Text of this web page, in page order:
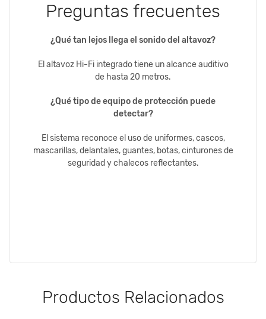
Preguntas frecuentes
¿Qué tan lejos llega el sonido del altavoz?
El altavoz Hi-Fi integrado tiene un alcance auditivo
de hasta 20 metros.
¿Qué tipo de equipo de protección puede
detectar?
El sistema reconoce el uso de uniformes, cascos,
mascarillas, delantales, guantes, botas, cinturones de
seguridad y chalecos reflectantes.
Productos Relacionados